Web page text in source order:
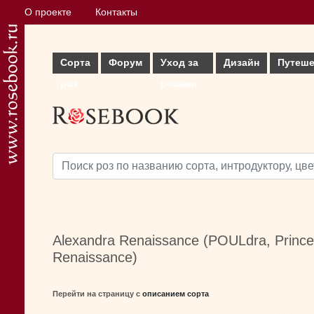
О проекте Контакты
Сорта
Форум
Уход за
Дизайн
Alexandra Renaissance (POULdra,
Renaissance)
Перейти на страницу с описанием сорта